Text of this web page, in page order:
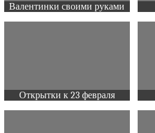
Валентинки своими руками
Открытки к 23 февраля